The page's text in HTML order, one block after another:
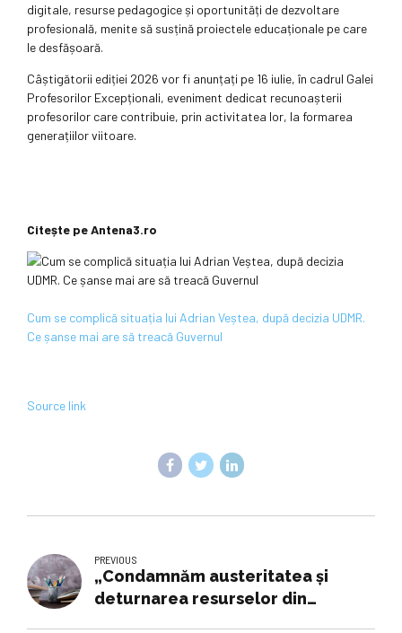
digitale, resurse pedagogice și oportunități de dezvoltare
profesională, menite să susțină proiectele educaționale pe care
le desfășoară.
Câștigătorii ediției 2026 vor fi anunțați pe 16 iulie, în cadrul Galei
Profesorilor Excepționali, eveniment dedicat recunoașterii
profesorilor care contribuie, prin activitatea lor, la formarea
generațiilor viitoare.
Citește pe Antena3.ro
Cum se complică situația lui Adrian Veștea, după decizia UDMR.
Ce șanse mai are să treacă Guvernul
Source link
PREVIOUS
„Condamnăm austeritatea și
deturnarea resurselor din